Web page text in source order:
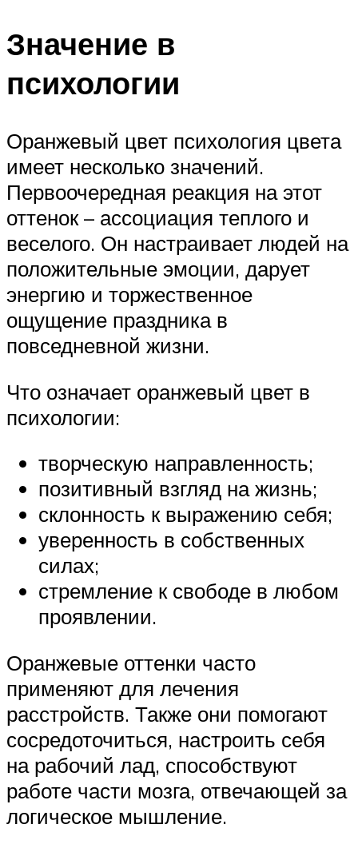
Значение в
психологии
Оранжевый цвет психология цвета
имеет несколько значений.
Первоочередная реакция на этот
оттенок – ассоциация теплого и
веселого. Он настраивает людей на
положительные эмоции, дарует
энергию и торжественное
ощущение праздника в
повседневной жизни.
Что означает оранжевый цвет в
психологии:
творческую направленность;
позитивный взгляд на жизнь;
склонность к выражению себя;
уверенность в собственных
силах;
стремление к свободе в любом
проявлении.
Оранжевые оттенки часто
применяют для лечения
расстройств. Также они помогают
сосредоточиться, настроить себя
на рабочий лад, способствуют
работе части мозга, отвечающей за
логическое мышление.